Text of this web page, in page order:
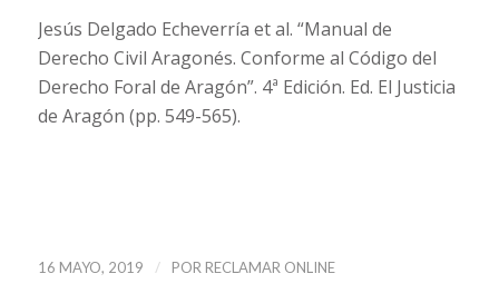
Jesús Delgado Echeverría et al. “Manual de
Derecho Civil Aragonés. Conforme al Código del
Derecho Foral de Aragón”. 4ª Edición. Ed. El Justicia
de Aragón (pp. 549-565).
16 MAYO, 2019 / POR RECLAMAR ONLINE